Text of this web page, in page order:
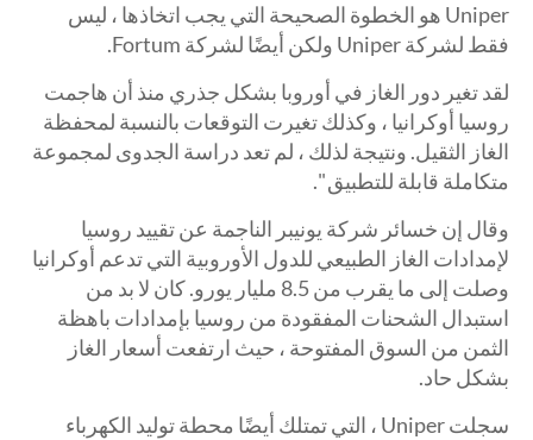
Uniper هو الخطوة الصحيحة التي يجب اتخاذها ، ليس
فقط لشركة Uniper ولكن أيضًا لشركة Fortum.
لقد تغير دور الغاز في أوروبا بشكل جذري منذ أن هاجمت
روسيا أوكرانيا ، وكذلك تغيرت التوقعات بالنسبة لمحفظة
الغاز الثقيل. ونتيجة لذلك ، لم تعد دراسة الجدوى لمجموعة
متكاملة قابلة للتطبيق ".
وقال إن خسائر شركة يونيبر الناجمة عن تقييد روسيا
لإمدادات الغاز الطبيعي للدول الأوروبية التي تدعم أوكرانيا
وصلت إلى ما يقرب من 8.5 مليار يورو. كان لا بد من
استبدال الشحنات المفقودة من روسيا بإمدادات باهظة
الثمن من السوق المفتوحة ، حيث ارتفعت أسعار الغاز
بشكل حاد.
سجلت Uniper ، التي تمتلك أيضًا محطة توليد الكهرباء